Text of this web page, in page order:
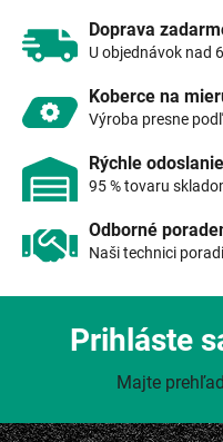
Doprava
U objednávok nad
Koberce na
Výroba presne
Rýchle odoslanie
95 % tovaru
Odborné
Naši technici
Prihláste
Majte